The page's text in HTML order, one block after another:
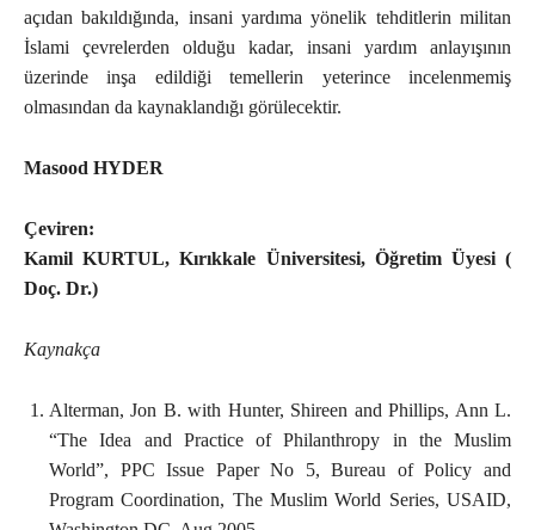
açıdan bakıldığında, insani yardıma yönelik tehditlerin militan
İslami çevrelerden olduğu kadar, insani yardım anlayışının
üzerinde inşa edildiği temellerin yeterince incelenmemiş
olmasından da kaynaklandığı görülecektir.
Masood HYDER
Çeviren:
Kamil KURTUL,Kırıkkale Üniversitesi, Öğretim Üyesi (
Doç. Dr.)
Kaynakça
Alterman, Jon B. with Hunter, Shireen and Phillips, Ann L.
“The Idea and Practice of Philanthropy in the Muslim
World”, PPC Issue Paper No 5, Bureau of Policy and
Program Coordination, The Muslim World Series, USAID,